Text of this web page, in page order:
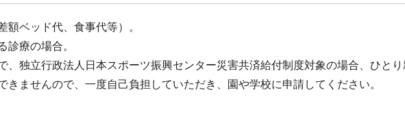
額ベッド代、食事代等）。
診療の場合。
、独立行政法人日本スポーツ振興センター災害共済給付制度対象の場合、ひと
きませんので、一度自己負担していただき、園や学校に申請してください。